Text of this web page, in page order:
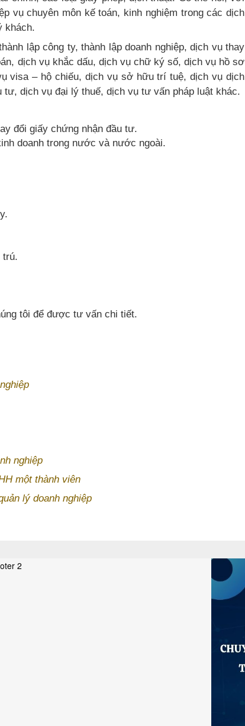
vụ chuyên môn kế toán, kinh nghiệm trong các dịch
khách.
lập công ty, thành lập doanh nghiệp, dịch vụ thay
dịch vụ khắc dấu, dịch vụ chữ ký số, dịch vụ hồ sơ
visa – hộ chiếu, dịch vụ sở hữu trí tuệ, dịch vụ dịch
dịch vụ đại lý thuế, dịch vụ tư vấn pháp luật khác.
đổi giấy chứng nhận đầu tư.
doanh trong nước và nước ngoài.
trú.
tôi để được tư vấn chi tiết.
nghiệp
một thành viên
lý doanh nghiệp